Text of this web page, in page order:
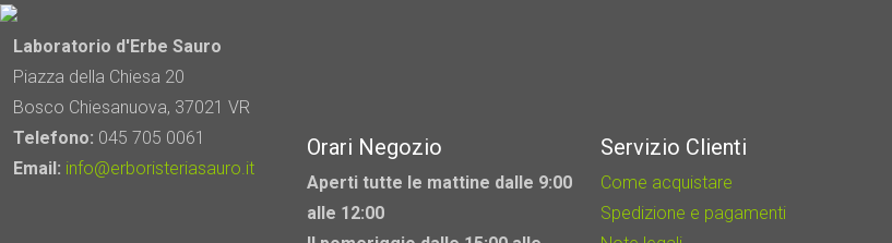
Laboratorio d'Erbe Sauro
Piazza della Chiesa 20
Bosco Chiesanuova, 37021 VR
Telefono: 045 705 0061
Email: info@erboristeriasauro.it
Orari Negozio
Aperti tutte le mattine dalle 9:00
alle 12:00
Servizio Clienti
Come acquistare
Spedizione e pagamenti